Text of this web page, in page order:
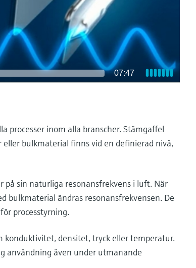
07:47
processer inom alla branscher. Stämgaffel
bulkmaterial finns vid en definierad nivå,
på sin naturliga resonansfrekvens i luft. När
bulkmaterial ändras resonansfrekvensen. De
processtyrning.
konduktivitet, densitet, tryck eller temperatur.
användning även under utmanande